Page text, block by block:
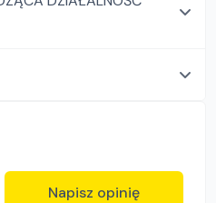
Napisz opinię